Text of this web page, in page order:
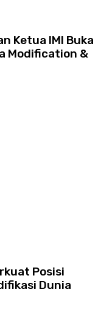
Ketua IMI Buka
Modification &
Posisi
Dunia